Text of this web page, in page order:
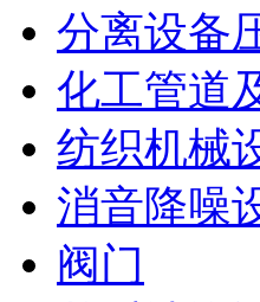
分离设备
化工管道
纺织机械
消音降噪
阀门